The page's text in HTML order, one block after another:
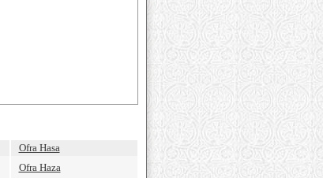
Ofra Hasa
Ofra Haza